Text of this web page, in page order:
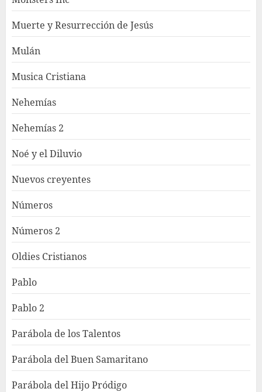
Muerte y Resurrección de Jesús
Mulán
Musica Cristiana
Nehemías
Nehemías 2
Noé y el Diluvio
Nuevos creyentes
Números
Números 2
Oldies Cristianos
Pablo
Pablo 2
Parábola de los Talentos
Parábola del Buen Samaritano
Parábola del Hijo Pródigo